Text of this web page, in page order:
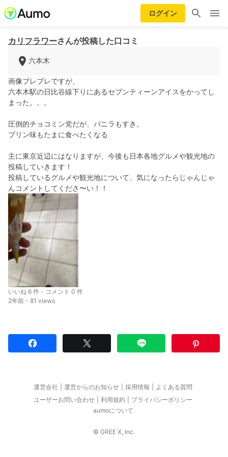
ログイン
カリフラワーさんが投稿した口コミ
六本木
画像ブレブレですが、
六本木駅の日比谷線下りにあるセブンティーンアイスをかってし
まった。。。
圧倒的チョコミン党だが、バニラもすき。
プリン味もたまに食べたくなる
主に東京近辺にはなりますが、今後も日本各地グルメや観光地の
投稿していきます！
投稿しているグルメや観光地について、気になったらじゃんじゃ
んコメントしてくださ〜い！！
いいね 6 件・コメント 0 件
2年前・81 views
運営会社 運営からのお知らせ 採用情報
よくある質問
ユーザーお問い合わせ
利用規約
プライバシーポリシー
aumoについて
© GREE X, Inc.